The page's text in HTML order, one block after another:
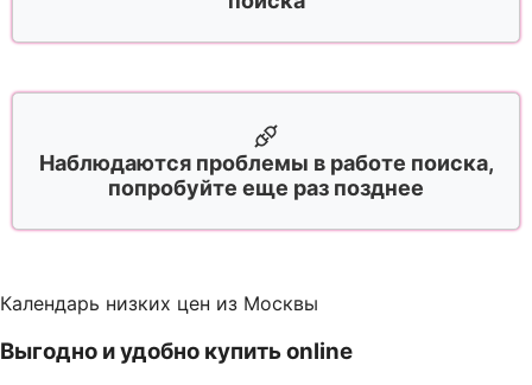
Наблюдаются проблемы в работе поиска,
попробуйте еще раз позднее
Календарь низких цен из Москвы
Выгодно и удобно купить online